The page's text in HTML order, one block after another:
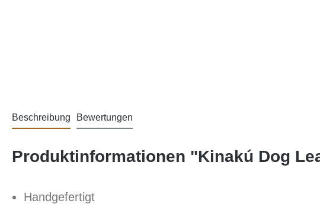
Beschreibung Bewertungen
Produktinformationen "Kinakú Dog
Handgefertigt